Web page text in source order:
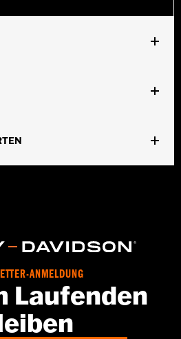
Herstellergarantie – Alle
15,2 cm /
ANMELDUNG
Laufenden